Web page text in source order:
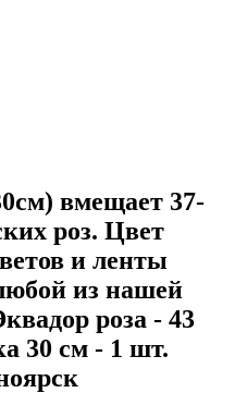
вмещает 37-
роз. Цвет
и ленты
из нашей
роза - 43
30 см - 1 шт.